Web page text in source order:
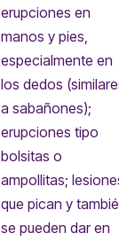
erupciones en
manos y pies,
especialmente en
los dedos
a sabañones);
erupciones tipo
bolsitas o
ampollitas;
que pican y
se pueden dar en